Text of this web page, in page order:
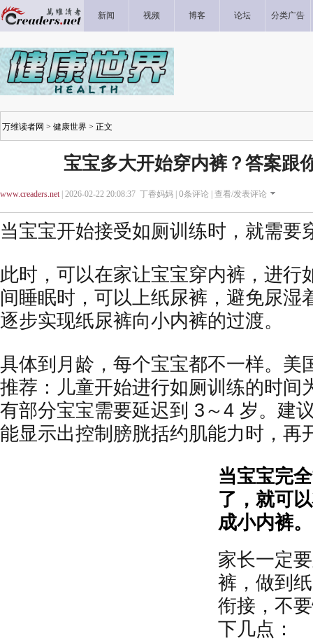
新闻 视频 博客 论坛 分类广告
万维读者网 > 健康世界 > 正文
宝宝多大开始穿内裤？答案跟
www.creaders.net| 2026-02-22 20:08:37 丁香妈妈 | 0条评论 | 查看/发表评论
当宝宝开始接受如厕训练时，就需要
此时，可以在家让宝宝穿内裤，进行
间睡眠时，可以上纸尿裤，避免尿湿
逐步实现纸尿裤向小内裤的过渡。
具体到月龄，每个宝宝都不一样。美
推荐：儿童开始进行如厕训练的时间
有部分宝宝需要延迟到 3～4 岁。建
能显示出控制膀胱括约肌能力时，再
当宝宝完
了，就可
成小内裤。
家长一定
裤，做到
衔接，不
下几点：